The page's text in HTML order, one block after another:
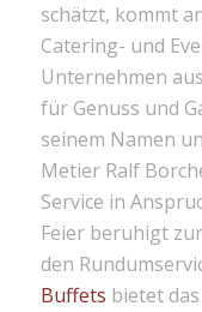
schätzt, kommt
Catering- und
Unternehmen
für Genuss und
seinem Namen
Metier Ralf
Service in
Feier beruhigt
den
Buffets bietet